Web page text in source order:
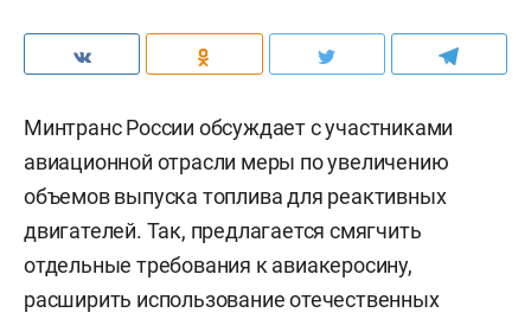
Минтранс России обсуждает с участниками
авиационной отрасли меры по увеличению
объемов выпуска топлива для реактивных
двигателей. Так, предлагается смягчить
отдельные требования к авиакеросину,
расширить использование отечественных